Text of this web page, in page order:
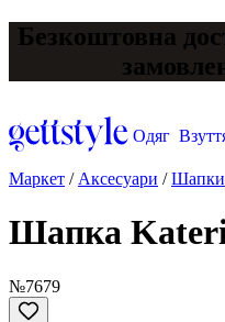
Безкоштовна
Одяг
Маркет / Аксесуари /Шапки
Шапка
№7679